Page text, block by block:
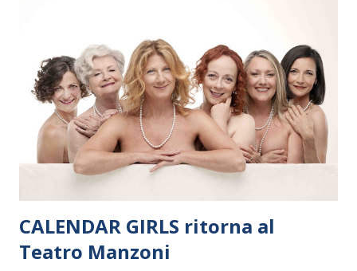
“Settembre dell’Accademia” dove si esibirà per il secondo anno
consecutivo. Il pubblico milanese avrà il piacere di applaudire i
giovani artisti della Baltic Sea Youth Philharmonic per la quarta
volta. L’orchestra, fondata nel 2008 da Kristjan Järvi (affiancato
da un prestigioso consiglio di consulent...
CALENDAR GIRLS ritorna al
Teatro Manzoni